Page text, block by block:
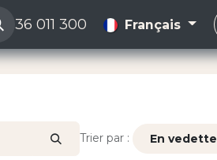
36 011 300 Français
Trier par : En vedette